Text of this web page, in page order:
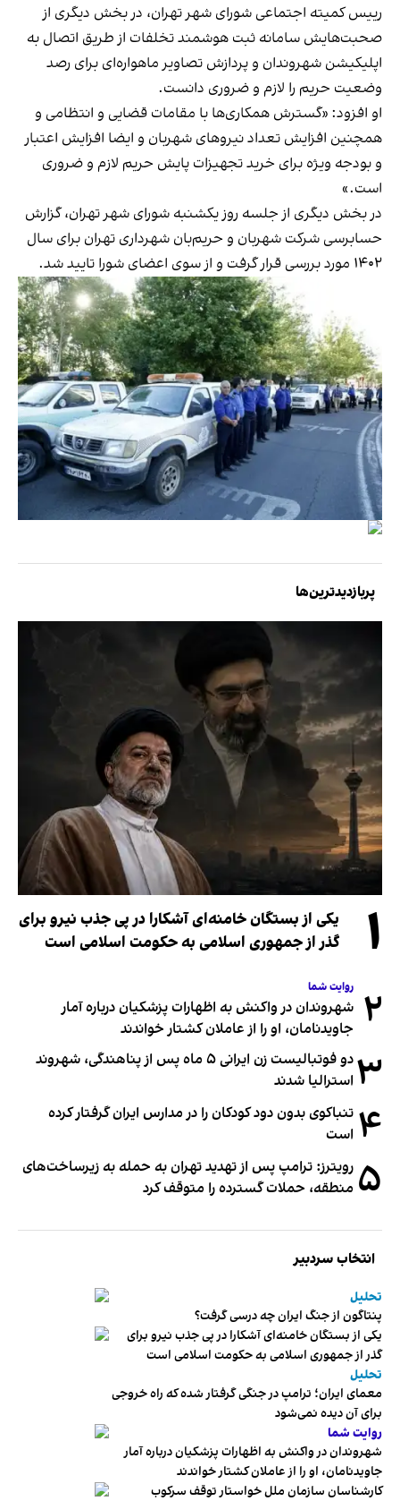
رییس کمیته اجتماعی شورای شهر تهران، در بخش دیگری از
صحبت‌هایش سامانه ثبت هوشمند تخلفات از طریق اتصال به
اپلیکیشن شهروندان و پردازش تصاویر ماهواره‌ای برای رصد
وضعیت حریم را لازم و ضروری دانست.
او افزود: «گسترش همکاری‌ها با مقامات قضایی و انتظامی و
همچنین افزایش تعداد نیروهای شهربان و ایضا افزایش اعتبار
و بودجه ویژه برای خرید تجهیزات پایش حریم لازم و ضروری
است.»
در بخش دیگری از جلسه روز یکشنبه شورای شهر تهران، گزارش
حسابرسی شرکت شهربان و حریم‌بان شهرداری تهران برای سال
۱۴۰۲ مورد بررسی قرار گرفت و از سوی اعضای شورا تایید شد.
پربازدیدترین‌ها
۱
یکی از بستگان خامنه‌ای آشکارا در پی جذب نیرو برای
گذر از جمهوری اسلامی به حکومت اسلامی است
۲ روایت شما
شهروندان در واکنش به اظهارات پزشکیان درباره آمار
جاویدنامان، او را از عاملان کشتار خواندند
۳
دو فوتبالیست زن ایرانی ۵ ماه پس از پناهندگی، شهروند
استرالیا شدند
۴ تنباکوی بدون دود کودکان را در مدارس ایران گرفتار کرده
است
۵ رویترز: ترامپ پس از تهدید تهران به حمله به زیرساخت‌های
منطقه، حملات گسترده را متوقف کرد
انتخاب سردبیر
تحلیل
پنتاگون از جنگ ایران چه درسی گرفت؟
یکی از بستگان خامنه‌ای آشکارا در پی جذب نیرو برای
گذر از جمهوری اسلامی به حکومت اسلامی است
تحلیل
معمای ایران؛ ترامپ در جنگی گرفتار شده که راه خروجی
برای آن دیده نمی‌شود
روایت شما
شهروندان در واکنش به اظهارات پزشکیان درباره آمار
جاویدنامان، او را از عاملان کشتار خواندند
کارشناسان سازمان ملل خواستار توقف سرکوب